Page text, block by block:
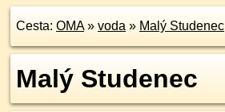
Cesta: OMA» voda » Malý Studenec
Malý Studenec